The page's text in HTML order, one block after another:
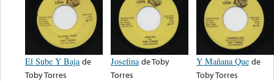
El Sube Y Baja de
Toby Torres
Josefina deToby
Torres
Y Mañana Que de
Toby Torres